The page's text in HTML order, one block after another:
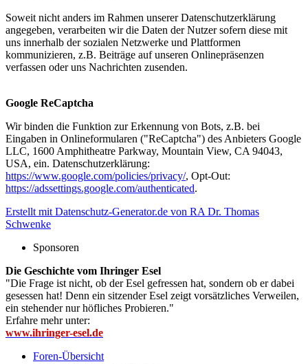
Soweit nicht anders im Rahmen unserer Datenschutzerklärung
angegeben, verarbeiten wir die Daten der Nutzer sofern diese mit
uns innerhalb der sozialen Netzwerke und Plattformen
kommunizieren, z.B. Beiträge auf unseren Onlinepräsenzen
verfassen oder uns Nachrichten zusenden.
Google ReCaptcha
Wir binden die Funktion zur Erkennung von Bots, z.B. bei
Eingaben in Onlineformularen ("ReCaptcha") des Anbieters Google
LLC, 1600 Amphitheatre Parkway, Mountain View, CA 94043,
USA, ein. Datenschutzerklärung:
https://www.google.com/policies/privacy/, Opt-Out:
https://adssettings.google.com/authenticated.
Erstellt mit Datenschutz-Generator.de von RA Dr. Thomas
Schwenke
Sponsoren
Die Geschichte vom Ihringer Esel
"Die Frage ist nicht, ob der Esel gefressen hat, sondern ob er dabei
gesessen hat! Denn ein sitzender Esel zeigt vorsätzliches Verweilen,
ein stehender nur höfliches Probieren."
Erfahre mehr unter:
www.ihringer-esel.de
Foren-Übersicht